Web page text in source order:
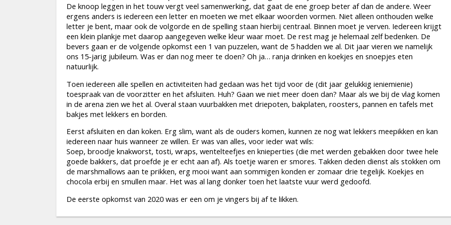
De knoop leggen in het touw vergt veel samenwerking, dat gaat de ene groep beter af dan de andere. Weer
ergens anders is iedereen een letter en moeten we met elkaar woorden vormen. Niet alleen onthouden welke
letter je bent, maar ook de volgorde en de spelling staan hierbij centraal. Binnen moet je verven. Iedereen krijgt
een klein plankje met daarop aangegeven welke kleur waar moet. De rest mag je helemaal zelf bedenken. De
bevers gaan er de volgende opkomst een 1 van puzzelen, want de 5 hadden we al. Dit jaar vieren we namelijk
ons 15-jarig jubileum. Was er dan nog meer te doen? Oh ja… ranja drinken en koekjes en snoepjes eten
natuurlijk.
Toen iedereen alle spellen en activiteiten had gedaan was het tijd voor de (dit jaar gelukkig ieniemienie)
toespraak van de voorzitter en het afsluiten. Huh? Gaan we niet meer doen dan? Maar als we bij de vlag komen
in de arena zien we het al. Overal staan vuurbakken met driepoten, bakplaten, roosters, pannen en tafels met
bakjes met lekkers en borden.
Eerst afsluiten en dan koken. Erg slim, want als de ouders komen, kunnen ze nog wat lekkers meepikken en kan
iedereen naar huis wanneer ze willen. Er was van alles, voor ieder wat wils:
Soep, broodje knakworst, tosti, wraps, wentelteefjes en knieperties (die met werden gebakken door twee hele
goede bakkers, dat proefde je er echt aan af). Als toetje waren er smores. Takken deden dienst als stokken om
de marshmallows aan te prikken, erg mooi want aan sommigen konden er zomaar drie tegelijk. Koekjes en
chocola erbij en smullen maar. Het was al lang donker toen het laatste vuur werd gedoofd.
De eerste opkomst van 2020 was er een om je vingers bij af te likken.